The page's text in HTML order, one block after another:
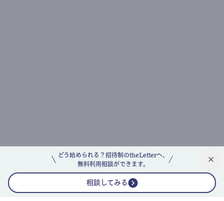
どう始められる？招待制のtheLetterへ、
無料利用相談ができます。
相談してみる